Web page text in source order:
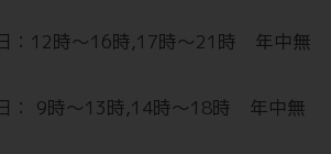
：12時～16時,17時～21時 年中無
： 9時～13時,14時～18時 年中無